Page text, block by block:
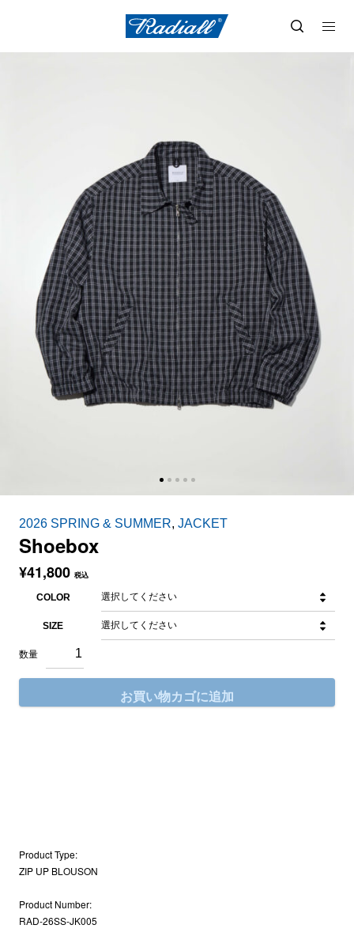
2026 SPRING & SUMMER, JACKET
Shoebox
¥41,800 税込
COLOR
SIZE
お買い物カゴに追加
Product Type:
ZIP UP BLOUSON
Product Number:
RAD-26SS-JK005